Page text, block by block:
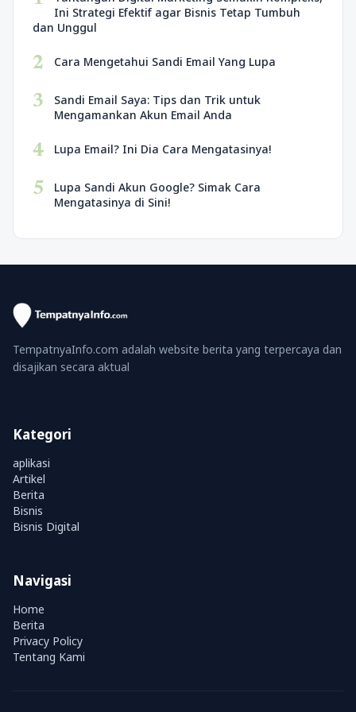
Ini Strategi Efektif agar Bisnis Tetap Tumbuh
dan Unggul
2 Cara Mengetahui Sandi Email Yang Lupa
3
Sandi Email Saya: Tips dan Trik untuk
Mengamankan Akun Email Anda
4 Lupa Email? Ini Dia Cara Mengatasinya!
5
Lupa Sandi Akun Google? Simak Cara
Mengatasinya di Sini!
TempatnyaInfo.com adalah website berita yang terpercaya dan
disajikan secara aktual
Kategori
aplikasi
Artikel
Berita
Bisnis
Bisnis Digital
Navigasi
Home
Berita
Privacy Policy
Tentang Kami